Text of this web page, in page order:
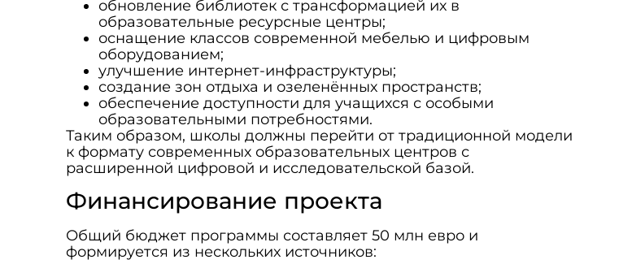
обновление библиотек с трансформацией их в
образовательные ресурсные центры;
оснащение классов современной мебелью и цифровым
оборудованием;
улучшение интернет-инфраструктуры;
создание зон отдыха и озеленённых пространств;
обеспечение доступности для учащихся с особыми
образовательными потребностями.
Таким образом, школы должны перейти от традиционной модели
к формату современных образовательных центров с
расширенной цифровой и исследовательской базой.
Финансирование проекта
Общий бюджет программы составляет 50 млн евро и
формируется из нескольких источников: